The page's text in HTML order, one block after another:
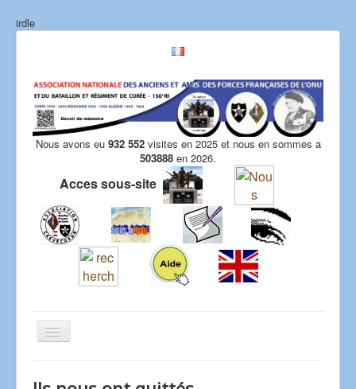
irdle
Nous avons eu 932 552visites en 2025 et nous en sommes a
503888 en 2026.
Acces sous-site